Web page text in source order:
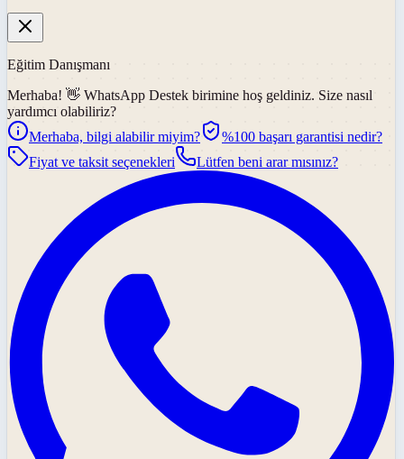
Eğitim Danışmanı
Merhaba! 👋 WhatsApp Destek birimine hoş geldiniz. Size nasıl
yardımcı olabiliriz?
Merhaba, bilgi alabilir miyim?
%100 başarı garantisi nedir?
Fiyat ve taksit seçenekleri
Lütfen beni arar mısınız?